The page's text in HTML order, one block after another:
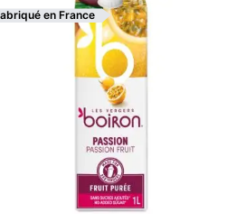
en France
Les conditionnements disponibles :